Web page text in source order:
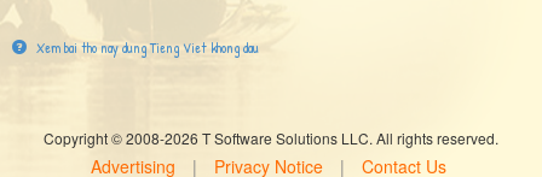
Xem bai tho nay dung Tieng Viet khong dau
Copyright © 2008-2026 T Software Solutions LLC. All rights reserved.
Advertising | Privacy Notice | Contact Us